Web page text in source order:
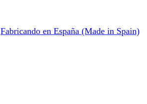
Fabricando en España (Made in Spain)